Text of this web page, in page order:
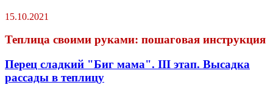
15.10.2021
Теплица своими руками: пошаговая инструкция
Перец сладкий "Биг мама". III этап. Высадка
рассады в теплицу